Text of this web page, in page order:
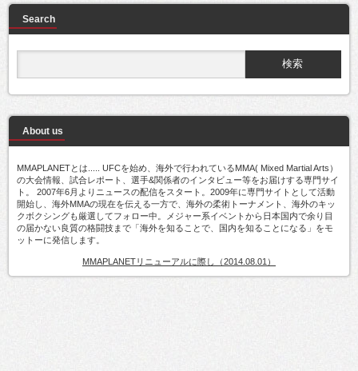
Search
About us
MMAPLANETとは..... UFCを始め、海外で行われているMMA( Mixed Martial Arts）
の大会情報、試合レポート、選手&関係者のインタビュー等をお届けする専門サイ
ト。 2007年6月よりニュースの配信をスタート。2009年に専門サイトとして活動
開始し、海外MMAの現在を伝える一方で、海外の柔術トーナメント、海外のキッ
クボクシングも厳選してフォロー中。メジャー系イベントから日本国内で余り目
の届かない良質の格闘技まで「海外を知ることで、国内を知ることになる」をモ
ットーに発信します。
MMAPLANETリニューアルに際し（2014.08.01）